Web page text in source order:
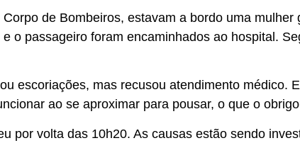
de Bombeiros, estavam a bordo uma
e o passageiro foram encaminhados ao hospital.
escoriações, mas recusou atendimento médico.
ao se aproximar para pousar, o que o
por volta das 10h20. As causas estão sendo